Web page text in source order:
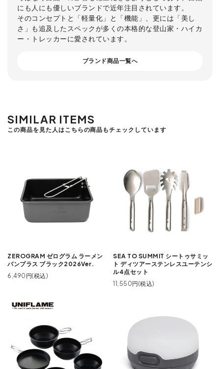
にも人にも優しいブランドで近年注目されています。
そのコンセプトと「軽量化」と「機能」、更には「美し
さ」も追及したスペックが多くの本格的な登山家・ハイカ
ー・トレッカーに愛されています。
ブランド商品一覧へ
SIMILAR ITEMS
この商品を見た人はこちらの商品もチェックしています
ZEROGRAM ゼログラム ラーメン
パンプラス ブラック2026Ver.
6,490円(税込)
SEA TO SUMMIT シートゥサミッ
ト ディツアーステンレスユーテンシ
ル4点セット
11,550円(税込)